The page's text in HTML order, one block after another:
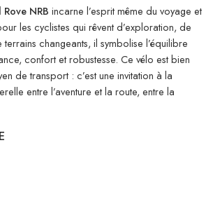
NRB incarne l’esprit même du voyage et
les cyclistes qui rêvent d’exploration, de
terrains changeants, il symbolise l’équilibre
confort et robustesse. Ce vélo est bien
de transport : c’est une invitation à la
entre l’aventure et la route, entre la